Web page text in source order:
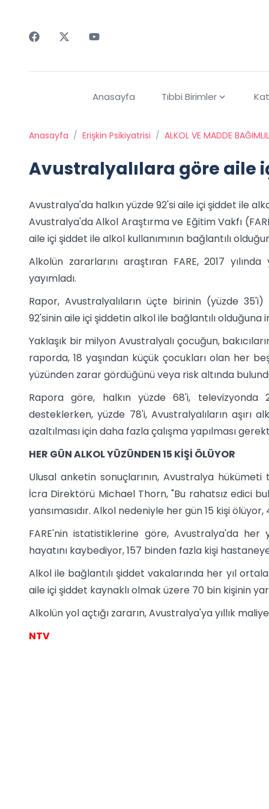
Anasayfa Tıbbi Birimler
Anasayfa / Erişkin Psikiyatrisi / ALKOL VE MADDE
Avustralyalılara göre aile
Avustralya'da halkın yüzde 92'si aile içi şiddet ile
Avustralya'da Alkol Araştırma ve Eğitim Vakfı
aile içi şiddet ile alkol kullanımının bağlantılı
Alkolün zararlarını araştıran FARE, 2017
yayımladı.
Rapor, Avustralyalıların üçte birinin (yüzde
92'sinin aile içi şiddetin alkol ile bağlantılı olduğuna
Yaklaşık bir milyon Avustralyalı çocuğun,
raporda, 18 yaşından küçük çocukları olan her
yüzünden zarar gördüğünü veya risk altında
Rapora göre, halkın yüzde 68'i, televizyonda
desteklerken, yüzde 78'i, Avustralyalıların aşırı
azaltılması için daha fazla çalışma yapılması
HER GÜN ALKOL YÜZÜNDEN 15 KİŞİ ÖLÜYOR
Ulusal anketin sonuçlarının, Avustralya
İcra Direktörü Michael Thorn, "Bu rahatsız edici
yansımasıdır. Alkol nedeniyle her gün 15 kişi
FARE'nin istatistiklerine göre, Avustralya'da her
hayatını kaybediyor, 157 binden fazla kişi hastaneye
Alkol ile bağlantılı şiddet vakalarında her yıl
aile içi şiddet kaynaklı olmak üzere 70 bin kişinin
Alkolün yol açtığı zararın, Avustralya'ya yıllık
NTV